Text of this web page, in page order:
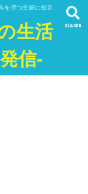
を持つ主婦に役立
生活
信-
SEARCH